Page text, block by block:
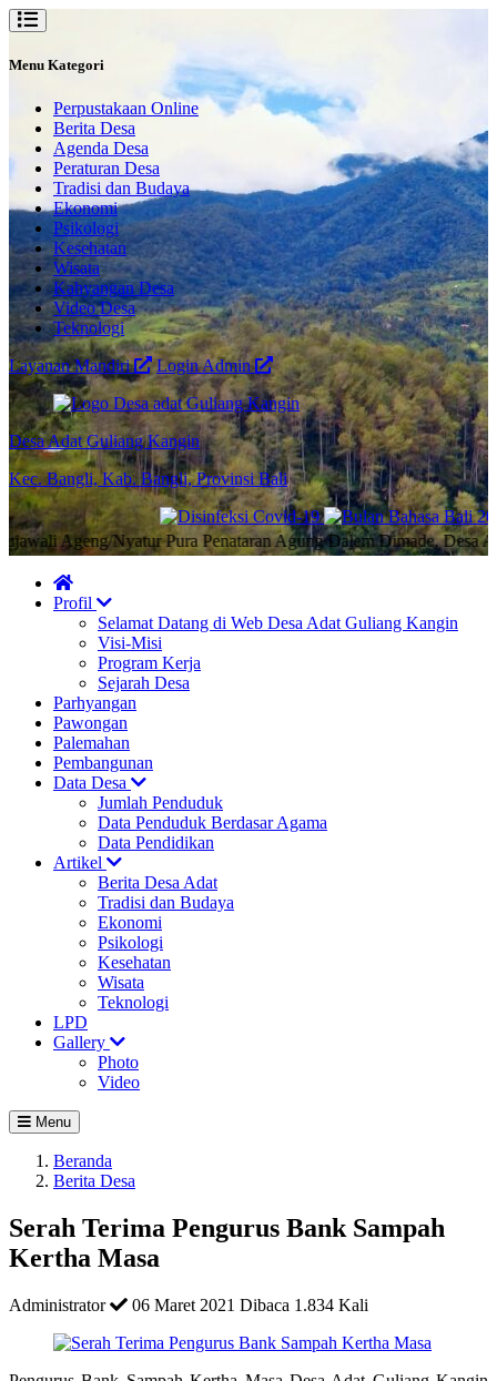
Menu Kategori
Perpustakaan Online
Berita Desa
Agenda Desa
Peraturan Desa
Tradisi dan Budaya
Ekonomi
Psikologi
Kesehatan
Wisata
Kahyangan Desa
Video Desa
Teknologi
Layanan Mandiri
Login Admin
Desa Adat Guliang Kangin
Kec. Bangli, Kab. Bangli, Provinsi Bali
Ageng/Nyatur Pura Penataran Agung Dalem Dimade, Desa
Profil
Selamat Datang di Web Desa Adat Guliang Kangin
Visi-Misi
Program Kerja
Sejarah Desa
Parhyangan
Pawongan
Palemahan
Pembangunan
Data Desa
Jumlah Penduduk
Data Penduduk Berdasar Agama
Data Pendidikan
Artikel
Berita Desa Adat
Tradisi dan Budaya
Ekonomi
Psikologi
Kesehatan
Wisata
Teknologi
LPD
Gallery
Photo
Video
Menu
Beranda
Berita Desa
Serah Terima Pengurus Bank Sampah
Kertha Masa
Administrator 06 Maret 2021 Dibaca 1.834 Kali